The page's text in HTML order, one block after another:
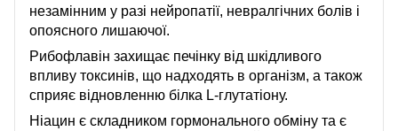
незамінним у разі нейропатії, невралгічних болів і
опоясного лишаючої.
Рибофлавін захищає печінку від шкідливого
впливу токсинів, що надходять в організм, а також
сприяє відновленню білка L-глутатіону.
Ніацин є складником гормонального обміну та є